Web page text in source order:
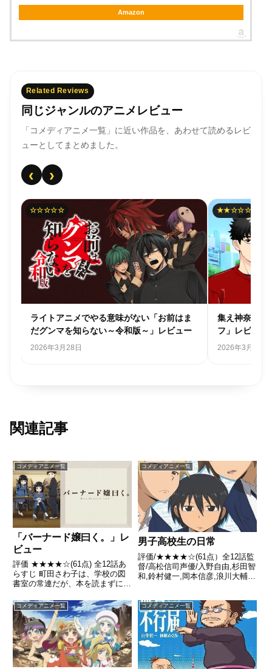
Amazon
Related Reviews
同じジャンルのアニメレビュー
「コメディアニメ一覧」に近い作品を、あわせて読めるレビ
ューとしてまとめました。
‹ ›
★★☆☆☆
集え神奈川県民「#神奈川に住んでるエル
フ」レビュー
2026年3月18日
★☆☆☆☆
共感性羞恥の
る」再レビュ
2025年11月6日
関連記事
コメディアニメ一覧
「バーナード嬢曰く。」レ
ビュー
評価 ★★★★☆(61点) 全12話あ
らすじ 町田さわ子は、学校の図
書室の常連だが、本を読まずに読
読書家引用- Wikipedia
コメディアニメ一覧
男子高校生の日常
評価/★★★★☆(61点）全12話監
督/高松信司声優/入野自由,杉田智
和,鈴村健一,岡本信彦,浪川大輔ほ
ノリ、ヨシタケの三人は男子校に
通うごく普通の高校生。ある日の
放課後、 いつも...
コメディアニメ一覧 コメディアニメ一覧